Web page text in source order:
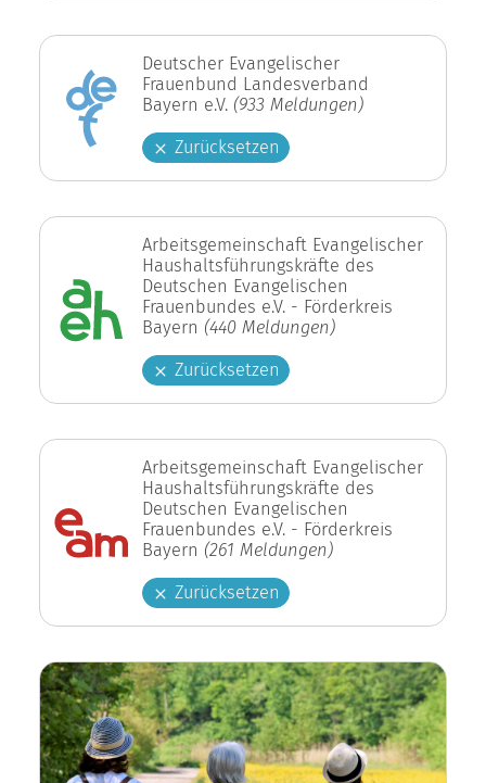
Deutscher Evangelischer
Frauenbund Landesverband
Bayern e.V. (933 Meldungen)
Zurücksetzen
Arbeitsgemeinschaft Evangelischer
Haushaltsführungskräfte des
Deutschen Evangelischen
Frauenbundes e.V. - Förderkreis
Bayern (440 Meldungen)
Zurücksetzen
Arbeitsgemeinschaft Evangelischer
Haushaltsführungskräfte des
Deutschen Evangelischen
Frauenbundes e.V. - Förderkreis
Bayern (261 Meldungen)
Zurücksetzen